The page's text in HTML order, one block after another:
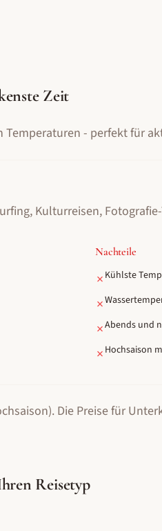
Zeit
- perfekt für
Kulturreisen,
Nachteile
✗ Kühlste
✗
✗Abends und
✗ Hochsaison
Die Preise für
Reisetyp